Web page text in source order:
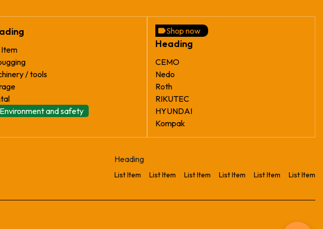
/ tools
Environment and safety
Shop now
Heading
CEMO
Nedo
Roth
RIKUTEC
HYUNDAI
Kompak
Heading
List Item List Item List Item List Item List Item List Item